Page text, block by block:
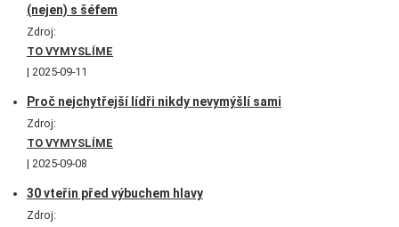
(nejen) s šéfem
Zdroj:
TO VYMYSLÍME
2025-09-11
Proč nejchytřejší lídři nikdy nevymýšlí sami
Zdroj:
TO VYMYSLÍME
2025-09-08
30 vteřin před výbuchem hlavy
Zdroj: